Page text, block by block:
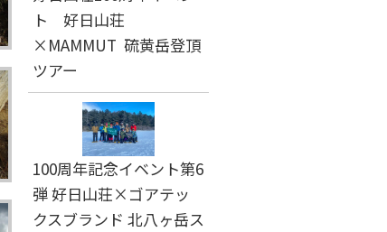
ト 好日山荘
×MAMMUT 硫黄岳登頂
ツアー
100周年記念イベント第6
弾 好日山荘×ゴアテッ
クスブランド 北八ヶ岳ス